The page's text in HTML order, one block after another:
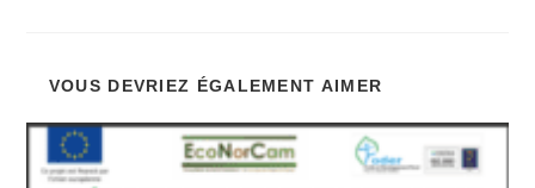
VOUS DEVRIEZ ÉGALEMENT AIMER